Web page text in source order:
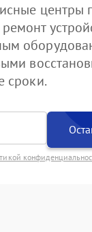
центры
сроки.